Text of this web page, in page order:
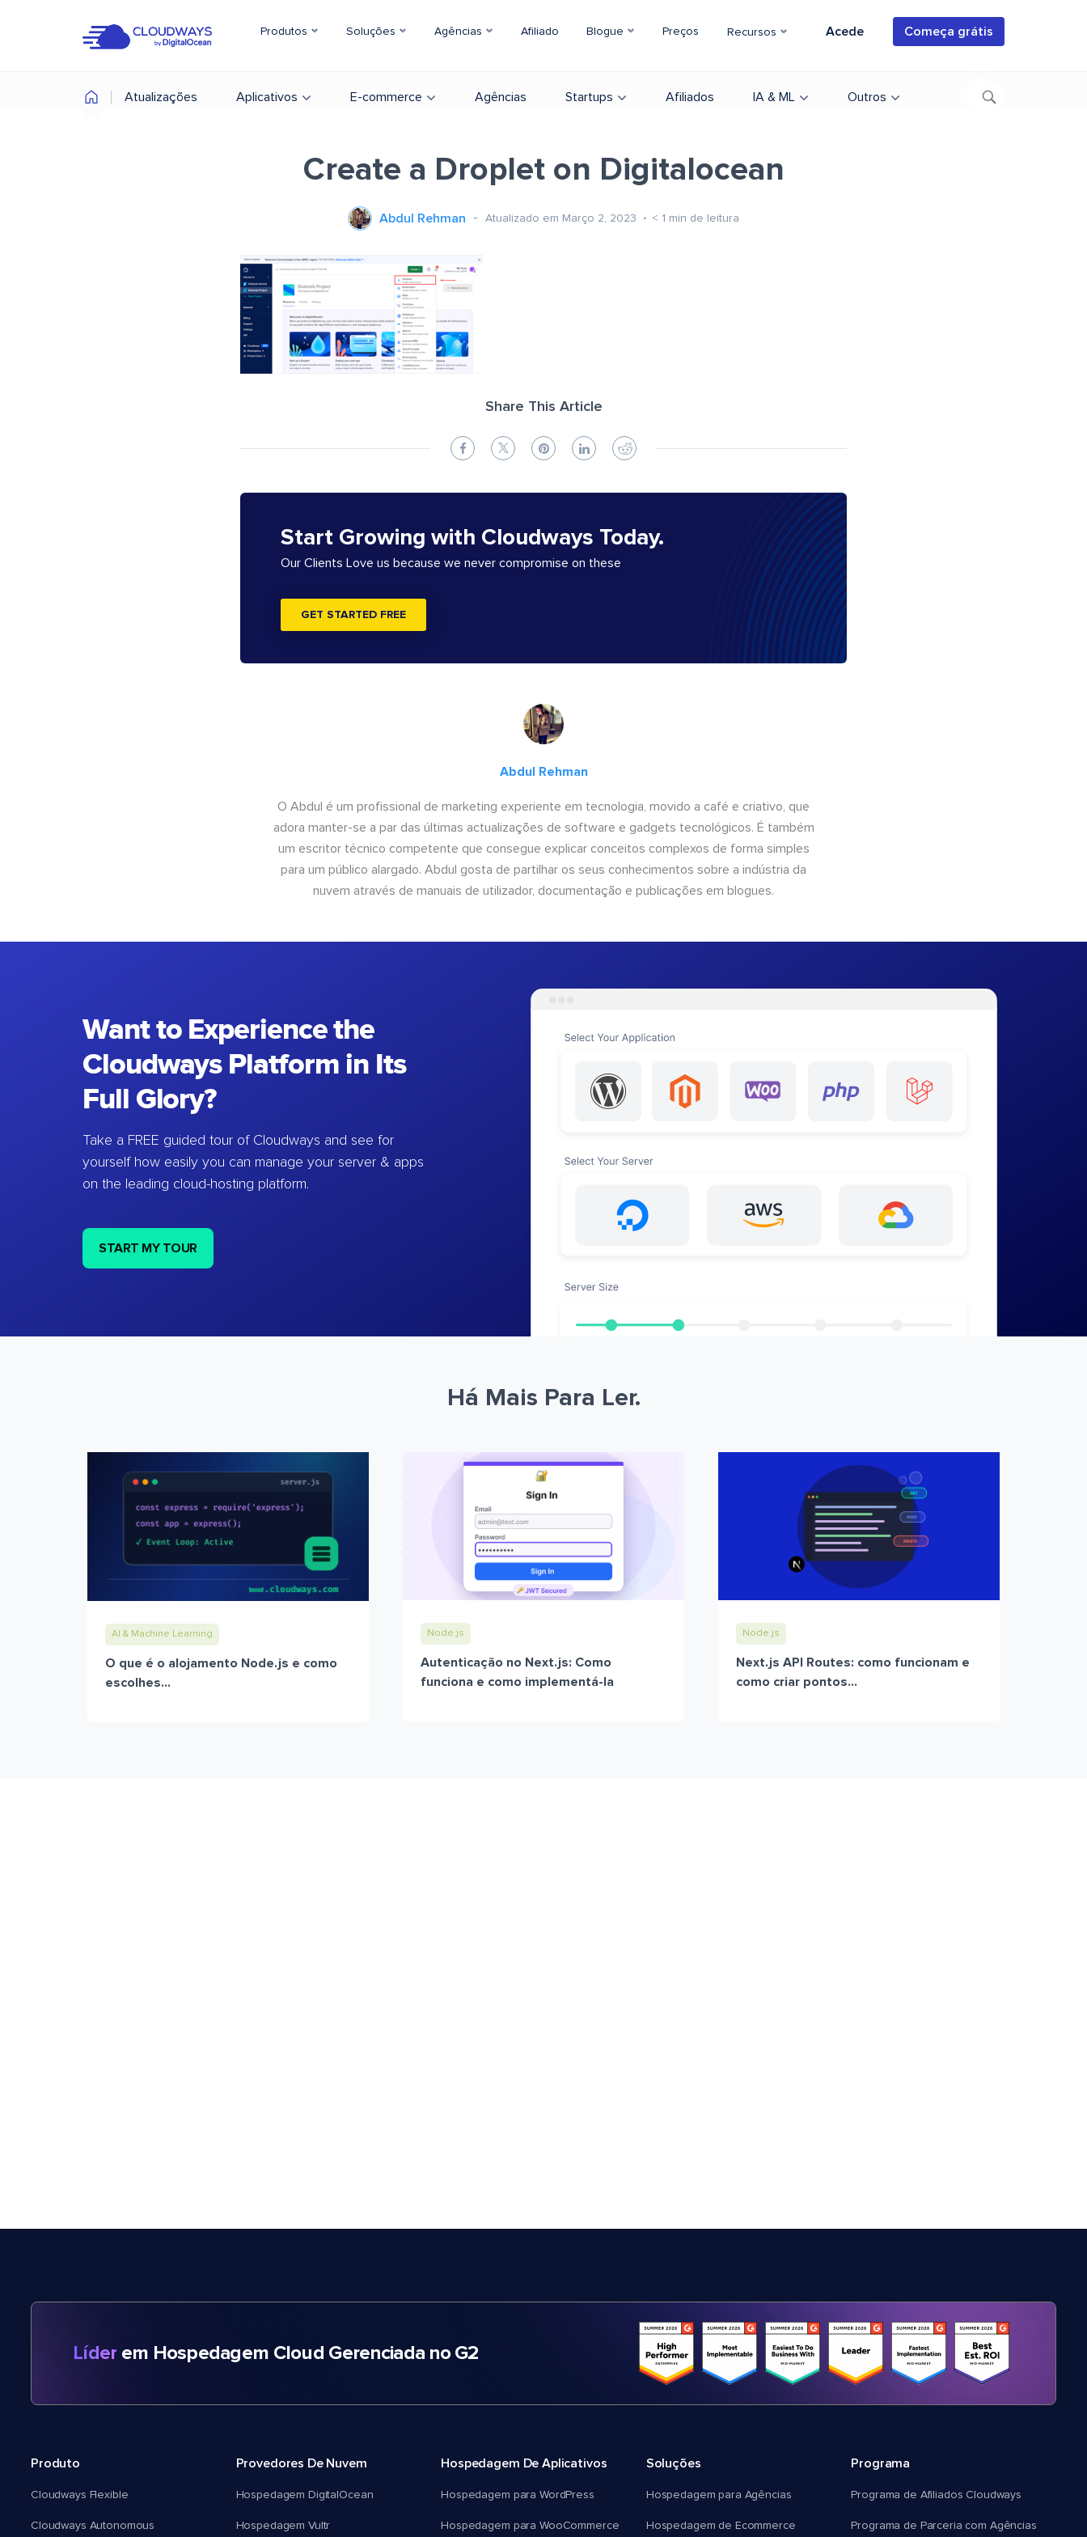
Produtos Soluções Agências Afiliado Blogue Preços Recursos Acede Começa grátis
Atualizações Aplicativos E-commerce Agências Startups Afiliados IA & ML Outros
Create a Droplet on Digitalocean
Abdul Rehman Atualizado em Março 2, 2023 < 1 min de leitura
Share This Article
Start Growing with Cloudways Today.
Our Clients Love us because we never compromise on these
GET STARTED FREE
Abdul Rehman
O Abdul é um profissional de marketing experiente em tecnologia, movido a café e criativo, que
adora manter-se a par das últimas actualizações de software e gadgets tecnológicos. É também
um escritor técnico competente que consegue explicar conceitos complexos de forma simples
para um público alargado. Abdul gosta de partilhar os seus conhecimentos sobre a indústria da
nuvem através de manuais de utilizador, documentação e publicações em blogues.
Want to Experience the
Cloudways Platform in Its
Full Glory?
Take a FREE guided tour of Cloudways and see for
yourself how easily you can manage your server & apps
on the leading cloud-hosting platform.
START MY TOUR
Há Mais Para Ler.
AI & Machine Learning
O que é o alojamento Node.js e como
escolhes...
Node.js
Autenticação no Next.js: Como
funciona e como implementá-la
Node.js
Next.js API Routes: como funcionam e
como criar pontos...
Líder em Hospedagem Cloud Gerenciada no G2
Produto
Cloudways Flexible
Cloudways Autonomous
Provedores De Nuvem
Hospedagem DigitalOcean
Hospedagem Vultr
Hospedagem De Aplicativos
Hospedagem para WordPress
Hospedagem para WooCommerce
Soluções
Hospedagem para Agências
Hospedagem de Ecommerce
Programa
Programa de Afiliados Cloudways
Programa de Parceria com Agências